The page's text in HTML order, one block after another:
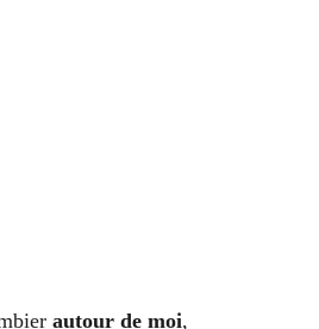
autour de moi,